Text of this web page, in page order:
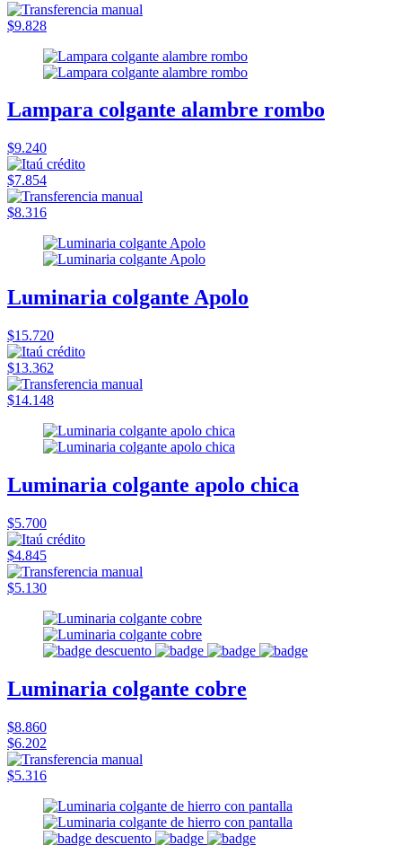
$9.828
Lampara colgante alambre rombo
$9.240
$7.854
$8.316
Luminaria colgante Apolo
$15.720
$13.362
$14.148
Luminaria colgante apolo chica
$5.700
$4.845
$5.130
Luminaria colgante cobre
$8.860
$6.202
$5.316